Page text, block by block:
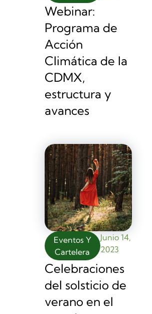
Webinar:
Programa de
Acción
Climática de la
CDMX,
estructura y
avances
Eventos Y
Cartelera
Junio 14,
2023
Celebraciones
del solsticio de
verano en el